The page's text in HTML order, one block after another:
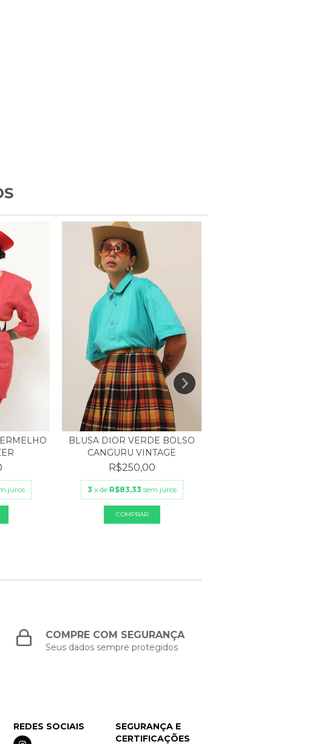
juros
BLUSA DIOR VERDE BOLSO
CANGURU VINTAGE
R$250,00
3 x de R$83,33 sem juros
COMPRE COM SEGURANÇA
Seus dados sempre protegidos
REDES SOCIAIS
SEGURANÇA E
CERTIFICAÇÕES